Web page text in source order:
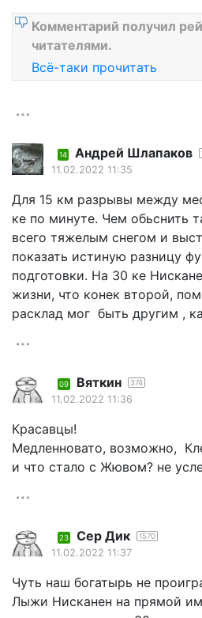
Комментарий получил
читателями.
Всё-таки прочитать
14 Андрей Шлапаков
11.02.2022 11:35
Для 15 км разрывы между
ке по минуте. Чем обьснить
всего тяжелым снегом и
показать истиную разницу
подготовки. На 30 ке
жизни, что конек второй,
расклад мог быть другим ,
09 Вяткин 374
11.02.2022 11:36
Красавцы!
Медленновато, возможно,
и что стало с Жювом? не
23 Сер Дик 1570
11.02.2022 11:37
Чуть наш богатырь не
Лыжи Нисканен на прямой